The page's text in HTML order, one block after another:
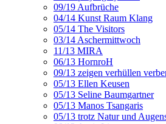
09/19 Aufbrüche
04/14 Kunst Raum Klang
05/14 The Visitors
03/14 Aschermittwoch
11/13 MIRA
06/13 HornroH
09/13 zeigen verhüllen
05/13 Ellen Keusen
05/13 Seline Baumgartner
05/13 Manos Tsangaris
05/13 trotz Natur und